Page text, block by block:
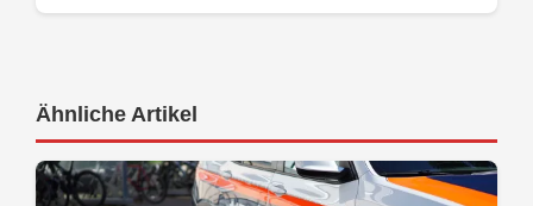
Ähnliche Artikel